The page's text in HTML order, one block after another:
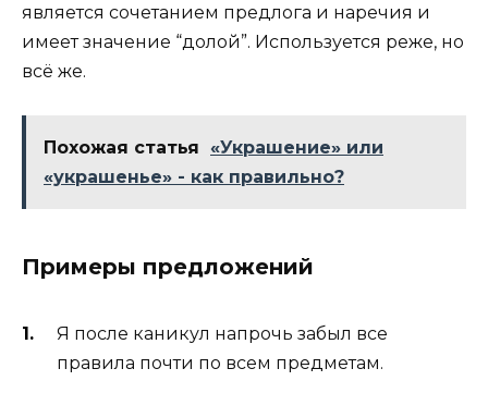
является сочетанием предлога и наречия и
имеет значение “долой”. Используется реже, но
всё же.
Похожая статья
«Украшение» или
«украшенье» - как правильно?
Примеры предложений
Я после каникул напрочь забыл все
правила почти по всем предметам.